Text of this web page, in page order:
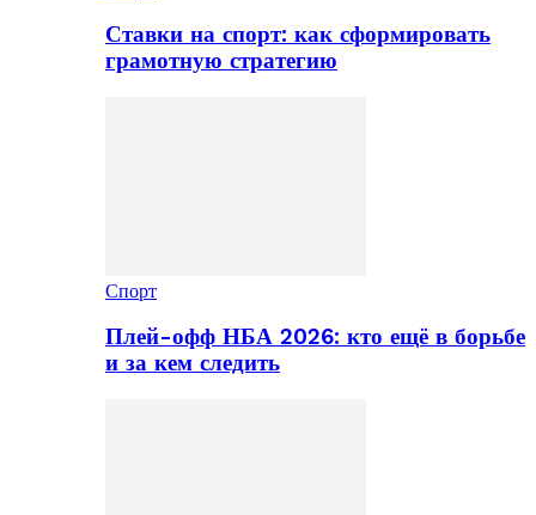
Ставки на спорт: как сформировать
грамотную стратегию
Спорт
Плей-офф НБА 2026: кто ещё в борьбе
и за кем следить